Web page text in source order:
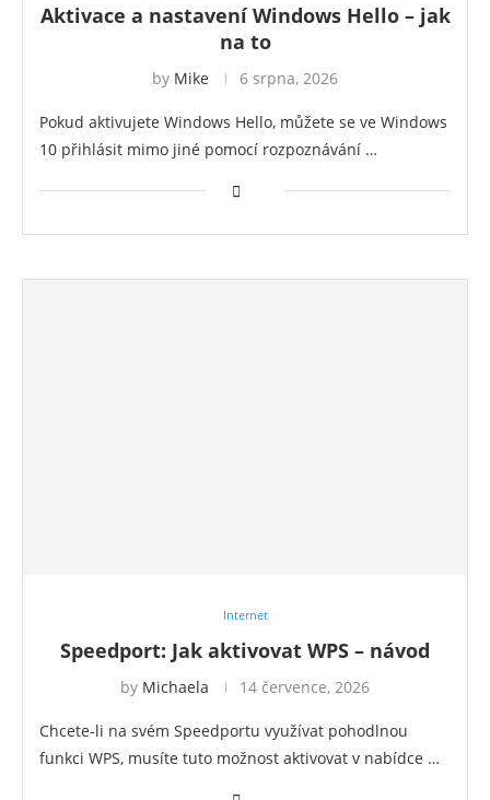
Aktivace a nastavení Windows Hello – jak
na to
by Mike 6 srpna, 2026
Pokud aktivujete Windows Hello, můžete se ve Windows
10 přihlásit mimo jiné pomocí rozpoznávání …
Internet
Speedport: Jak aktivovat WPS – návod
by Michaela 14 července, 2026
Chcete-li na svém Speedportu využívat pohodlnou
funkci WPS, musíte tuto možnost aktivovat v nabídce …